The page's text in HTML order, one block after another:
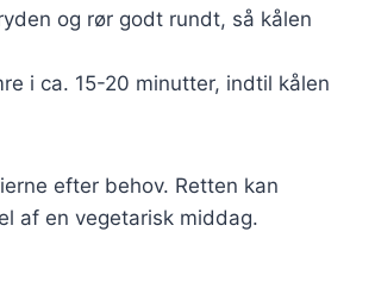
og rør godt rundt, så kålen
i ca. 15-20 minutter, indtil kålen
efter behov. Retten kan
af en vegetarisk middag.